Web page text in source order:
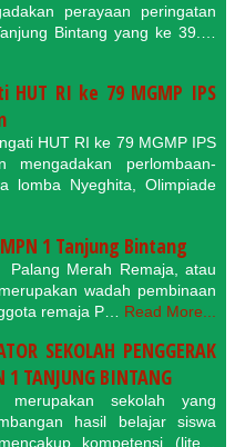
perayaan peringatan
Bintang yang ke 39.…
HUT RI ke 79 MGMP IPS
HUT RI ke 79 MGMP IPS
mengadakan perlombaan-
lomba Nyeghita, Olimpiade
1 Tanjung Bintang
Merah Remaja, atau
wadah pembinaan
remaja P…
Read More...
SEKOLAH PENGGERAK
1 TANJUNG BINTANG
merupakan sekolah yang
hasil belajar siswa
kompetensi (lite…